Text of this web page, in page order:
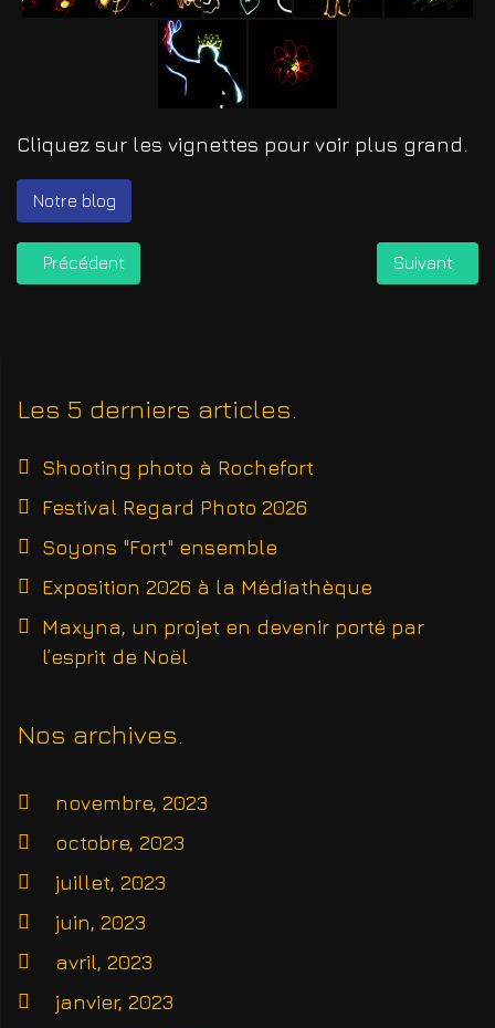
Cliquez sur les vignettes pour voir plus grand.
Notre blog
Article précédent : Parade de Noël 2022
Précédent Article
Suivant
Les 5 derniers articles
Shooting photo à Rochefort
Festival Regard Photo 2026
Soyons "Fort" ensemble
Exposition 2026 à la Médiathèque
Maxyna, un projet en devenir porté par
l’esprit de Noël
Nos archives
novembre, 2023
octobre, 2023
juillet, 2023
juin, 2023
avril, 2023
janvier, 2023